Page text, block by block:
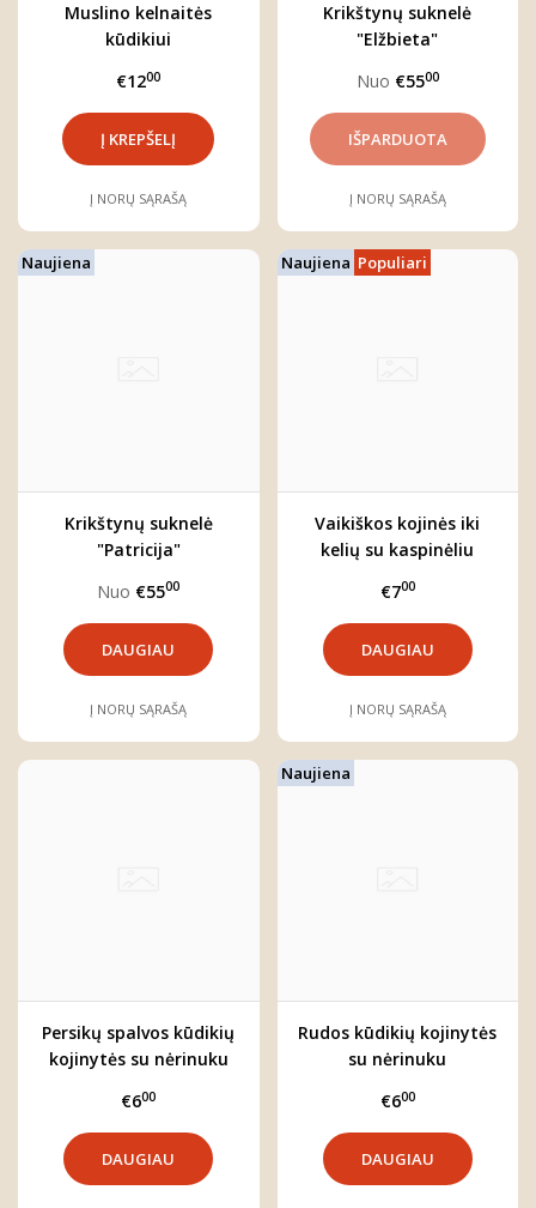
Muslino kelnaitės
kūdikiui
€1200
Į NORŲ SĄRAŠĄ
Krikštynų suknelė
"Elžbieta"
Nuo €5500
Į NORŲ SĄRAŠĄ
Naujiena
Krikštynų suknelė
"Patricija"
Nuo €5500
DAUGIAU
Į NORŲ SĄRAŠĄ
Naujiena Populiari
Vaikiškos kojinės iki
kelių su kaspinėliu
€700
DAUGIAU
Į NORŲ SĄRAŠĄ
Persikų spalvos kūdikių
kojinytės su nėrinuku
€600
DAUGIAU
Naujiena
Rudos kūdikių kojinytės
su nėrinuku
€600
DAUGIAU